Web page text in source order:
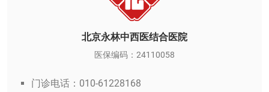
北京永林中西医结合医院
医保编码：24110058
门诊电话：010-61228168